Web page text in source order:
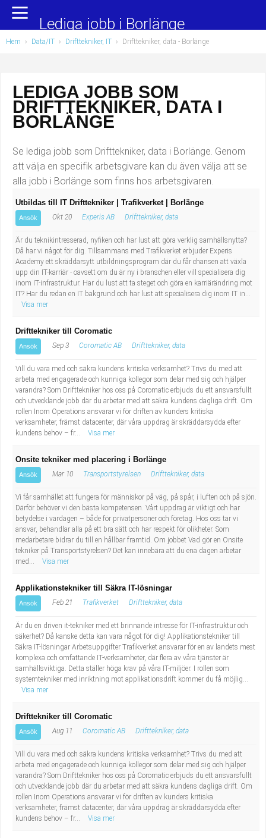
Yrkesområden
Administration, ekonomi, juridik
Chefer och verksamhetsledare
Data/IT
Försäljning, inköp, marknadsföring
Hantverksyrken
Hotell, restaurang, storhushåll
Hälso- och sjukvård
Industriell tillverkning
Installation, drift, underhåll
Kropps- och skönhetsvård
Kultur, media, design
Militärt arbete
Naturbruk
Pedagogiskt arbete
Sanering och renhållning
Socialt arbete
Tekniskt arbete
Transport
Populära jobb
Undersköterska, hemtjänst och äldreboende
Barnskötare
Lärare i förskola/Förskollärare
Lagerarbetare
Bussförare/Busschaufför
Elevassistent
Personlig assistent
Behandlingsassistent/Socialpedagog
Tandsköterska
Budbilsförare
Tidningsbud/Tidningsdistributör
Lärare i fritidshem/Fritidspedagog
Taxiförare/Taxichaufför
sekreterare
Lastbilsförare m.fl.
Fastighetsskötare
Informatör/Kommunikatör
Brevbärare
Sjuksköterska, grundutbildad
Kock, storhushåll
Undersköterska, vård- o specialavd. o mottagning
Bibliotekarie
Administrativ assistent
Lärare i gymnasiet
Lediga jobb i Borlänge
Hem › Data/IT › Drifttekniker, IT › Drifttekniker, data - Borlänge
LEDIGA JOBB SOM
DRIFTTEKNIKER, DATA I
BORLÄNGE
Se lediga jobb som Drifttekniker, data i Borlänge. Genom
att välja en specifik arbetsgivare kan du även välja att se
alla jobb i Borlänge som finns hos arbetsgivaren.
Utbildas till IT Drifttekniker | Trafikverket | Borlänge
Ansök Okt 20 Experis AB Drifttekniker, data
Är du teknikintresserad, nyfiken och har lust att göra verklig samhällsnytta?
Då har vi något för dig. Tillsammans med Trafikverket erbjuder Experis
Academy ett skräddarsytt utbildningsprogram där du får chansen att växla
upp din IT-karriär - oavsett om du är ny i branschen eller vill specialisera dig
inom IT-infrastruktur. Har du lust att ta steget och göra en karriärändring mot
IT? Har du redan en IT bakgrund och har lust att specialisera dig inom IT in...
Visa mer
Drifttekniker till Coromatic
Ansök Sep 3 Coromatic AB Drifttekniker, data
Vill du vara med och säkra kundens kritiska verksamhet? Trivs du med att
arbeta med engagerade och kunniga kollegor som delar med sig och hjälper
varandra? Som Drifttekniker hos oss på Coromatic erbjuds du ett ansvarsfullt
och utvecklande jobb där du arbetar med att säkra kundens dagliga drift. Om
rollen Inom Operations ansvarar vi för driften av kunders kritiska
verksamheter, främst datacenter, där våra uppdrag är skräddarsydda efter
kundens behov – fr...
Visa mer
Onsite tekniker med placering i Borlänge
Ansök Mar 10 Transportstyrelsen Drifttekniker, data
Vi får samhället att fungera för människor på väg, på spår, i luften och på sjön.
Därför behöver vi den bästa kompetensen. Vårt uppdrag är viktigt och har
betydelse i vardagen – både för privatpersoner och företag. Hos oss tar vi
ansvar, behandlar alla på ett bra sätt och har respekt för olikheter. Som
medarbetare bidrar du till en hållbar framtid. Om jobbet Vad gör en Onsite
tekniker på Transportstyrelsen? Det kan innebära att du ena dagen arbetar
med...
Visa mer
Applikationstekniker till Säkra IT-lösningar
Ansök Feb 21 Trafikverket Drifttekniker, data
Är du en driven it-tekniker med ett brinnande intresse för IT-infrastruktur och
säkerhet? Då kanske detta kan vara något för dig! Applikationstekniker till
Säkra IT-lösningar Arbetsuppgifter Trafikverket ansvarar för en av landets mest
komplexa och omfattande IT-verksamheter, där flera av våra tjänster är
samhällsviktiga. Detta ställer höga krav på våra IT-miljöer. I rollen som
systemtekniker med inriktning mot applikationsdrift kommer du få möjlig...
Visa mer
Drifttekniker till Coromatic
Ansök Aug 11 Coromatic AB Drifttekniker, data
Vill du vara med och säkra kundens kritiska verksamhet? Trivs du med att
arbeta med engagerade och kunniga kollegor som delar med sig och hjälper
varandra? Som Drifttekniker hos oss på Coromatic erbjuds du ett ansvarsfullt
och utvecklande jobb där du arbetar med att säkra kundens dagliga drift. Om
rollen Inom Operations ansvarar vi för driften av kunders kritiska
verksamheter, främst datacenter, där våra uppdrag är skräddarsydda efter
kundens behov – fr...
Visa mer